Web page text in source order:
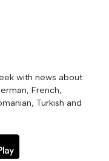
with news about
French,
Turkish and